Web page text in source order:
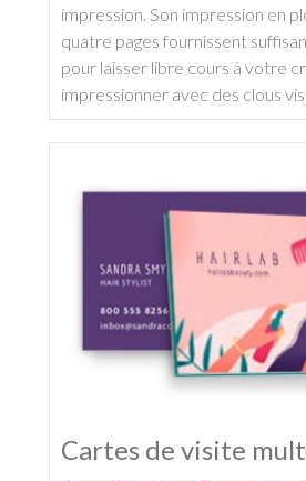
impression. Son impression en
quatre pages fournissent
pour laisser libre cours à votre
impressionner avec des clous
Cartes de visite